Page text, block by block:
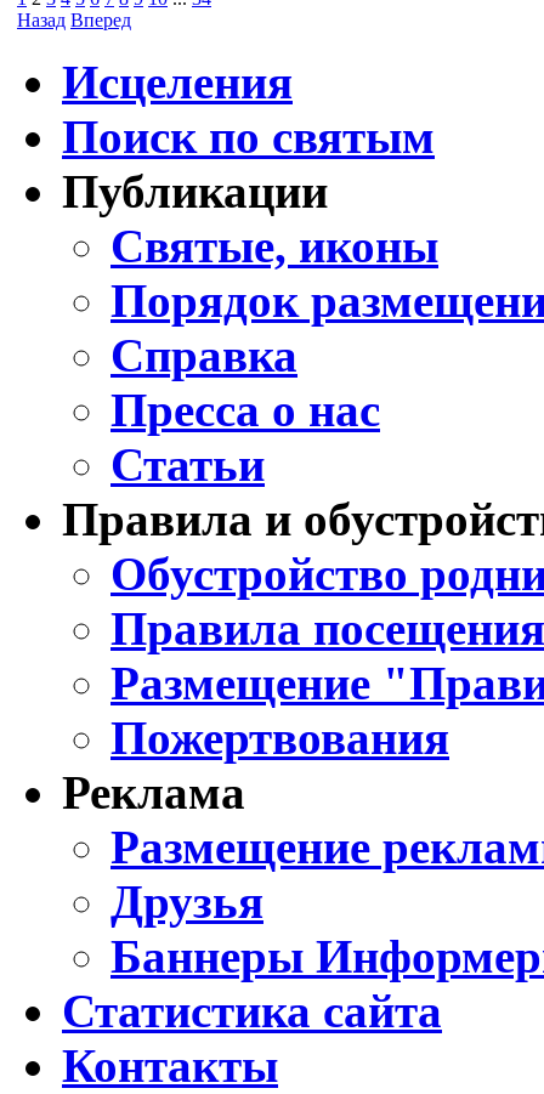
Назад Вперед
Исцеления
Поиск по святым
Публикации
Святые, иконы
Порядок
Справка
Пресса о нас
Статьи
Правила и
Обустройство
Правила
Размещение
Пожертвования
Реклама
Размещение
Друзья
Баннеры
Статистика сайта
Контакты